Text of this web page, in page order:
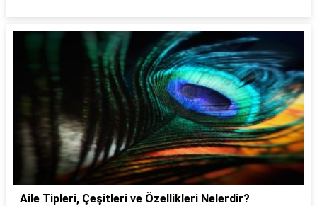
Aile Tipleri, Çeşitleri ve Özellikleri Nelerdir?